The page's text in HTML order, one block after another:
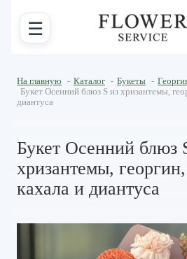
☰
На главную - Каталог - Букеты -
Букет Осенний блюз S из хризантемы,
диантуса
Букет Осенний блюз
хризантемы,
кахала и диантуса